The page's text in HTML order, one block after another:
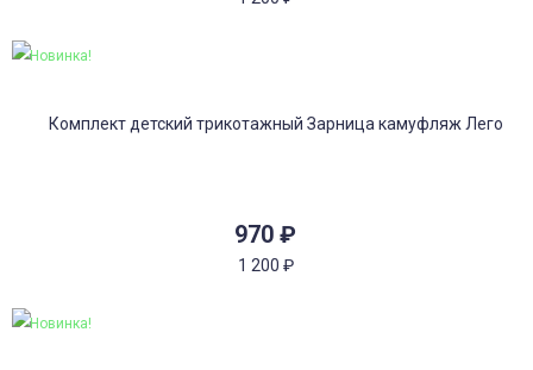
970 ₽
1 200 ₽
Новинка!
Новинка!